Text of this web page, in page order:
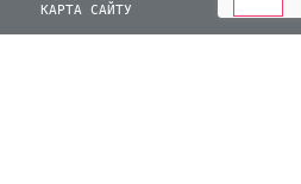
КАРТА САЙТУ